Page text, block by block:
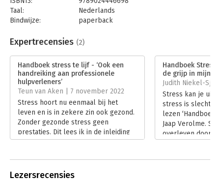
aanpak voor hun cliënten.
Taal:
Nederlands
Bindwijze:
paperback
Uitgever:
Boom
Verschijningsdatum:
27-1-2022
Hoofdrubriek:
Expertrecensies (2)
Handboek stress te lijf - ‘Ook een
handreiking aan professionele
hulpverleners’
Teun van Aken | 7 november 2022
Stress hoort nu eenmaal bij het
leven en is in zekere zin ook gezond.
Zonder gezonde stress geen
prestaties. Dit lees ik in de inleiding
van ‘Handboek stress te lijf’ van Jan
dat allemaal niet. Dan ontstaat
ongezonde stress en tenslotte een
Handboek Stress
de grijp in mijn
Judith Niekel-
Stress kan je
stress is slecht.
lezen ‘Handboek
Jaap Verolme.
overleven door
Lezersrecensies